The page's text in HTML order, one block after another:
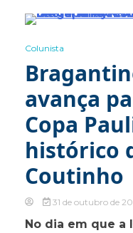
Colunista
avança
Copa
histórico
Coutinho
31 de outubro de
No dia em que a